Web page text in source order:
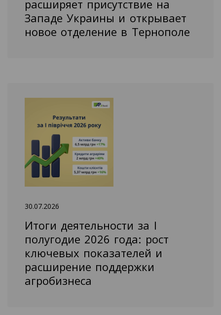
расширяет присутствие на
Западе Украины и открывает
новое отделение в Тернополе
30.07.2026
Итоги деятельности за I
полугодие 2026 года: рост
ключевых показателей и
расширение поддержки
агробизнеса